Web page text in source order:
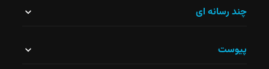
نباید
چند رسانه ای
پیوست